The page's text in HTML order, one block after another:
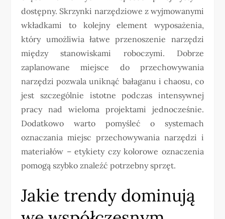
dostępny. Skrzynki narzędziowe z wyjmowanymi
wkładkami to kolejny element wyposażenia,
który umożliwia łatwe przenoszenie narzędzi
między stanowiskami roboczymi. Dobrze
zaplanowane miejsce do przechowywania
narzędzi pozwala uniknąć bałaganu i chaosu, co
jest szczególnie istotne podczas intensywnej
pracy nad wieloma projektami jednocześnie.
Dodatkowo warto pomyśleć o systemach
oznaczania miejsc przechowywania narzędzi i
materiałów – etykiety czy kolorowe oznaczenia
pomogą szybko znaleźć potrzebny sprzęt.
Jakie trendy dominują